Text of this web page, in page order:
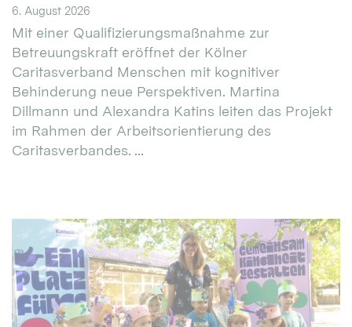
6. August 2026
Mit einer Qualifizierungsmaßnahme zur
Betreuungskraft eröffnet der Kölner
Caritasverband Menschen mit kognitiver
Behinderung neue Perspektiven. Martina
Dillmann und Alexandra Katins leiten das Projekt
im Rahmen der Arbeitsorientierung des
Caritasverbandes. ...